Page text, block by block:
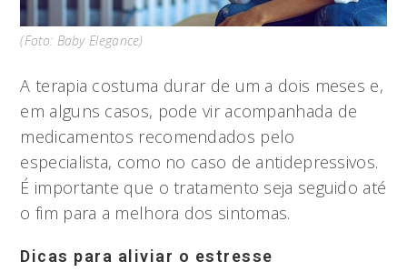
(Foto: Baby Elegance)
A terapia costuma durar de um a dois meses e,
em alguns casos, pode vir acompanhada de
medicamentos recomendados pelo
especialista, como no caso de antidepressivos.
É importante que o tratamento seja seguido até
o fim para a melhora dos sintomas.
Dicas para aliviar o estresse